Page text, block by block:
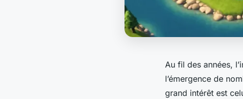
Au fil des années,
l’émergence de
grand intérêt est